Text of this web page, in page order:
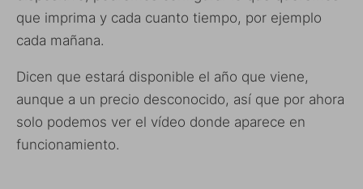
que imprima y cada cuanto tiempo, por ejemplo
cada mañana.
Dicen que estará disponible el año que viene,
aunque a un precio desconocido, así que por ahora
solo podemos ver el vídeo donde aparece en
funcionamiento.